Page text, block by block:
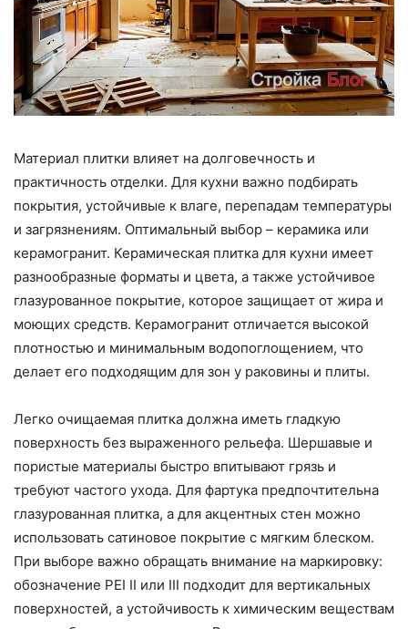
Материал плитки влияет на долговечность и
практичность отделки. Для кухни важно подбирать
покрытия, устойчивые к влаге, перепадам температуры
и загрязнениям. Оптимальный выбор – керамика или
керамогранит. Керамическая плитка для кухни имеет
разнообразные форматы и цвета, а также устойчивое
глазурованное покрытие, которое защищает от жира и
моющих средств. Керамогранит отличается высокой
плотностью и минимальным водопоглощением, что
делает его подходящим для зон у раковины и плиты.
Легко очищаемая плитка должна иметь гладкую
поверхность без выраженного рельефа. Шершавые и
пористые материалы быстро впитывают грязь и
требуют частого ухода. Для фартука предпочтительна
глазурованная плитка, а для акцентных стен можно
использовать сатиновое покрытие с мягким блеском.
При выборе важно обращать внимание на маркировку:
обозначение PEI II или III подходит для вертикальных
поверхностей, а устойчивость к химическим веществам